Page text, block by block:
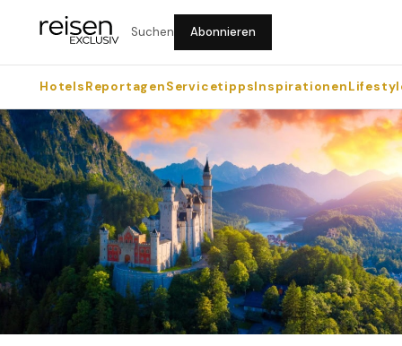
Suchen Abonnieren
HotelsReportagenServicetippsInspirationen